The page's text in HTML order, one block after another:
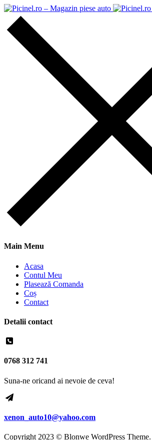
Main Menu
Acasa
Contul Meu
Plasează Comanda
Coș
Contact
Detalii contact
0768 312 741
Suna-ne oricand ai nevoie de ceva!
xenon_auto10@yahoo.com
Copyright 2023 © Blonwe WordPress